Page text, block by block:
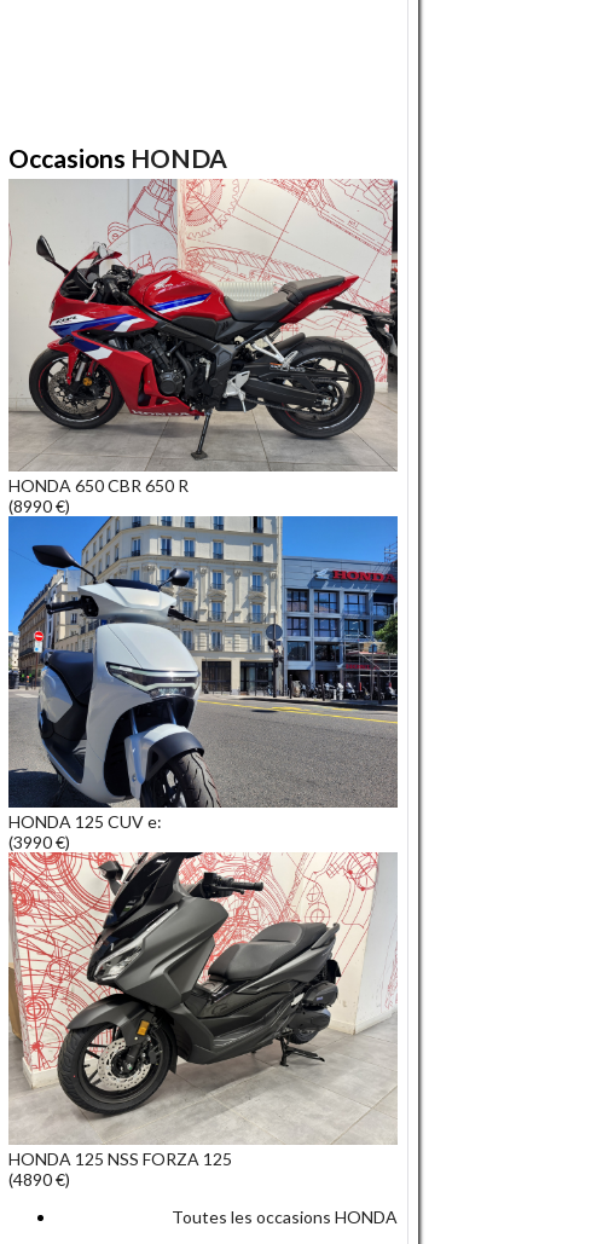
Occasions HONDA
HONDA 650 CBR 650 R
(8990 €)
HONDA 125 CUV e:
(3990 €)
HONDA 125 NSS FORZA 125
(4890 €)
Toutes les occasions HONDA